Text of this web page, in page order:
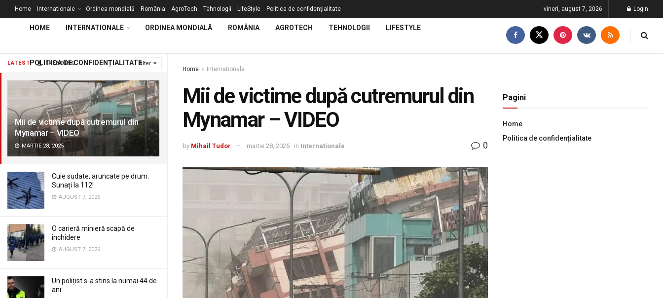
LATEST TRENDING Filter
Mii de victime după cutremurul din
Mynamar – VIDEO
MARTIE 28, 2025
Cuie sudate, aruncate pe drum.
Sunați la 112!
AUGUST 7, 2026
O carieră minieră scapă de
închidere
AUGUST 7, 2026
Un polițist s-a stins la numai 44 de
ani
Home Internationale Ordinea mondială România AgroTech Tehnologii LifeStyle Politica de confidențialitate vineri, august 7, 2026 Login
HOME INTERNATIONALE ORDINEA MONDIALĂ ROMÂNIA AGROTECH TEHNOLOGII LIFESTYLE
POLITICA DE CONFIDENȚIALITATE
Home Internationale
Mii de victime după cutremurul din
Mynamar – VIDEO
by Mihail Tudor martie 28, 2025 in Internationale 0
Pagini
Home
Politica de confidențialitate